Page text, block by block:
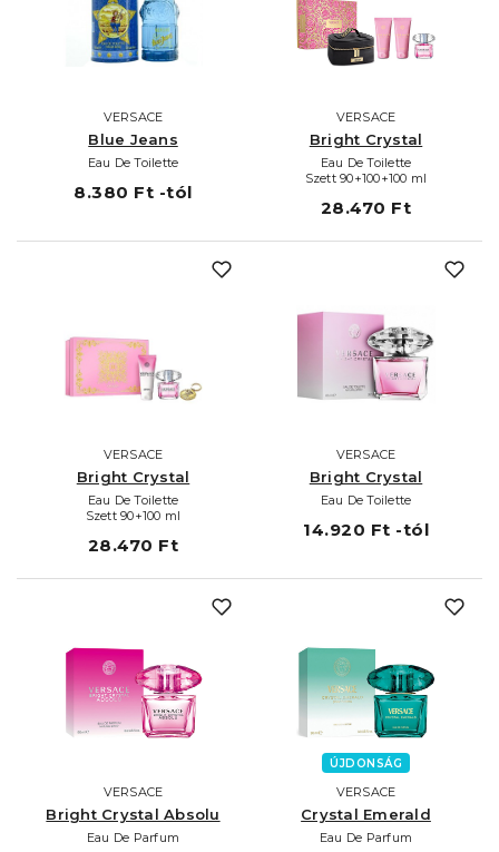
VERSACE
Blue Jeans
Eau De Toilette
8.380 Ft -tól
VERSACE
Bright Crystal
Eau De Toilette
Szett 90+100+100 ml
28.470 Ft
VERSACE
Bright Crystal
Eau De Toilette
Szett 90+100 ml
28.470 Ft
VERSACE
Bright Crystal
Eau De Toilette
14.920 Ft -tól
VERSACE
Bright Crystal Absolu
Eau De Parfum
ÚJDONSÁG
VERSACE
Crystal Emerald
Eau De Parfum